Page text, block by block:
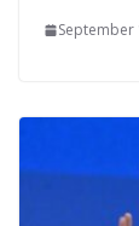
September